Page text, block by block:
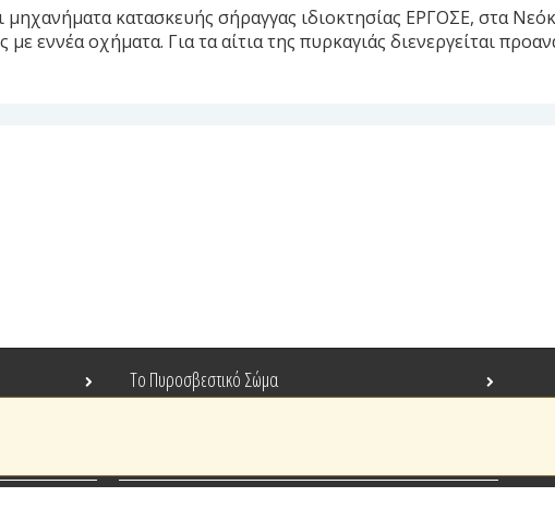
κατασκευής σήραγγας ιδιοκτησίας ΕΡΓΟΣΕ, στα
εννέα οχήματα. Για τα αίτια της πυρκαγιάς διενεργείται
Το Πυροσβεστικό Σώμα